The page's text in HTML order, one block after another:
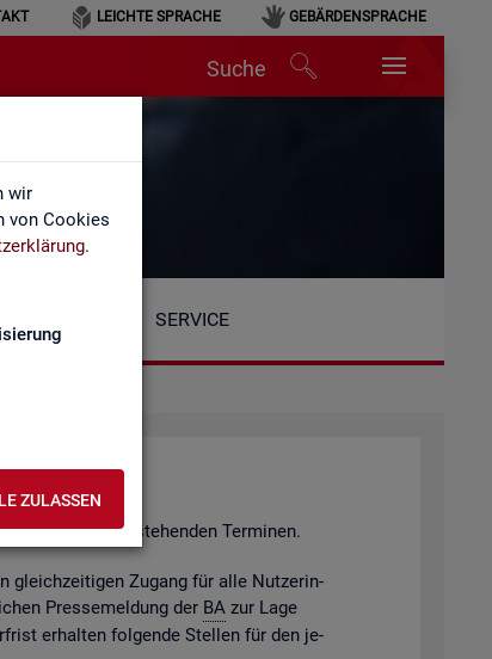
wir
von Cookies
.
ZULASSEN
LEICHTE SPRACHE GEBÄRDENSPRACHE
Suche
SERVICE
an den unten ste­hen­den Ter­mi­nen.
gleich­zei­ti­gen Zu­gang für alle Nut­ze­rin­
Pres­se­mel­dung der BAzur Lage
er­hal­ten fol­gen­de Stel­len für den je­